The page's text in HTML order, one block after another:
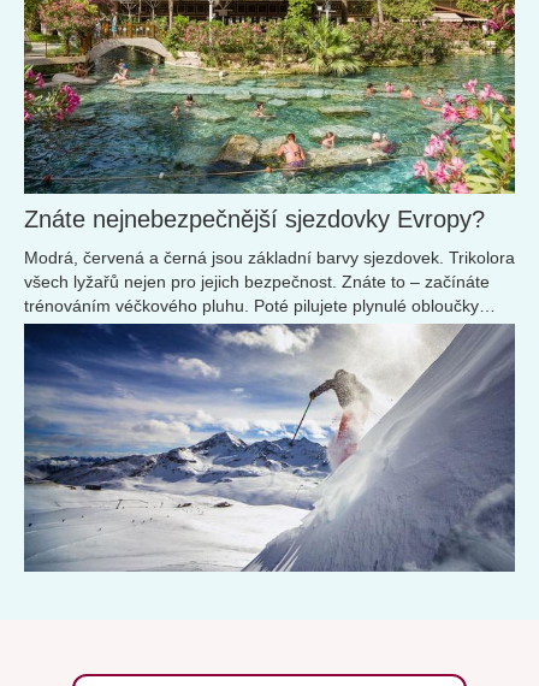
Znáte nejnebezpečnější sjezdovky Evropy?
Modrá, červená a černá jsou základní barvy sjezdovek. Trikolora
všech lyžařů nejen pro jejich bezpečnost. Znáte to – začínáte
trénováním véčkového pluhu. Poté pilujete plynulé obloučky
zprava doleva. S každým jistějším pohybem hranami lyží se
chcete do svahu opřít ještě silněji. Modrou sjezdovku vyměníte
za červenou. Příkřejší. Tratí projíždíte svižněji a s daleko širším
úsměvem na rtech. Do krve se vám dostává adrenalin. Jeho vliv
zaregistrujete v plné síle až při sjezdu černé tratě. Teprve ta
představuje pravou výzvu. Lyžování propadlo mnoho z nás, ale
co když přerostete i černé sjezdovky a potřebujete silnější
zážitek? Například trať se 100% sklonem svažující se pod úhlem
45 °? Na to vaše lyže jistě uslyší! Bez tak už se tyčí v pozoru v
garáži. Prožeňte je s námi po nejprudších sjezdovkách v
Evropě.